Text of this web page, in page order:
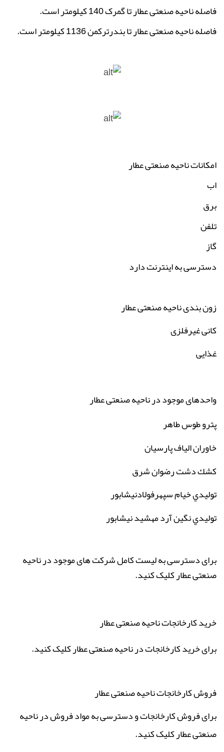
فاصله ناحیه صنعتی عطار تا گمرک 140 کیلومتر است.
فاصله ناحیه صنعتی عطار تا بندرترکمن 1136 کیلومتر است.
امکانات ناحیه صنعتی عطار
اب
برق
تلفن
گاز
دسترسی به اینترنت دارد
زون بندی ناحیه صنعتی عطار
کانی غیرفلزی
غذایی
واحدهای موجود در ناحیه صنعتی عطار
پترو طوس طاهر
خاوران الياف پارسيان
كشك دشت رضوان شرق
توليدي خيام سپهرفولادنيشابور
توليدي نگين آرد مهشيد نيشابور
برای دسترسی به لیست کامل شرکت های موجود در ناحیه
صنعتی عطارکلیککنید.
خرید کارخانجات ناحیه صنعتی عطار
برای خرید کارخانجات در ناحیه صنعتی عطارکلیککنید.
فروش کارخانجات ناحیه صنعتی عطار
برای فروش کارخانجات و دسترسی به مواد فروش در ناحیه
صنعتی عطارکلیککنید.